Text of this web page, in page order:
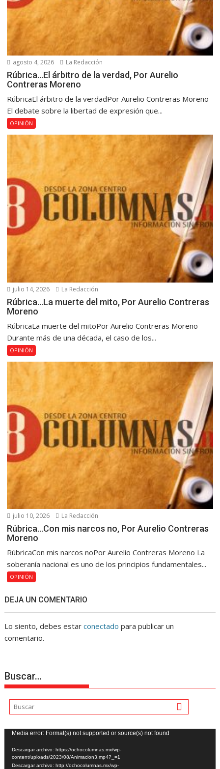
agosto 4, 2026 La Redacción
Rúbrica…El árbitro de la verdad, Por Aurelio
Contreras Moreno
RúbricaEl árbitro de la verdadPor Aurelio Contreras Moreno
El debate sobre la libertad de expresión que...
OPINIÓN
julio 14, 2026 La Redacción
Rúbrica…La muerte del mito, Por Aurelio Contreras
Moreno
RúbricaLa muerte del mitoPor Aurelio Contreras Moreno
Durante más de una década, el caso de los...
OPINIÓN
julio 10, 2026 La Redacción
Rúbrica…Con mis narcos no, Por Aurelio Contreras
Moreno
RúbricaCon mis narcos noPor Aurelio Contreras Moreno La
soberanía nacional es uno de los principios fundamentales...
OPINIÓN
DEJA UN COMENTARIO
Lo siento, debes estarconectado para publicar un
comentario.
Buscar…
Reproductor
de
vídeo
Media error: Format(s) not supported or source(s) not found
Descargar archivo: https://ochocolumnas.mx/wp-
content/uploads/2023/08/Animacion3.mp4?_=1
Descargar archivo: http://ochocolumnas.mx/wp-